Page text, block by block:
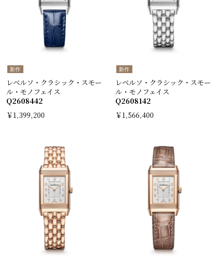
新作
レベルソ・クラシック・スモー
ル・モノフェイス
Q2608442
￥1,399,200
新作
レベルソ・クラシック・スモー
ル・モノフェイス
Q2608142
￥1,566,400